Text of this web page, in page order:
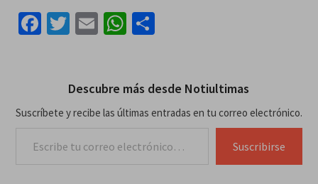
Facebook
Twitter
EmailWhatsApp
Compartir
Descubre más desde Notiultimas
Suscríbete y recibe las últimas entradas en tu correo electrónico.
Suscribirse